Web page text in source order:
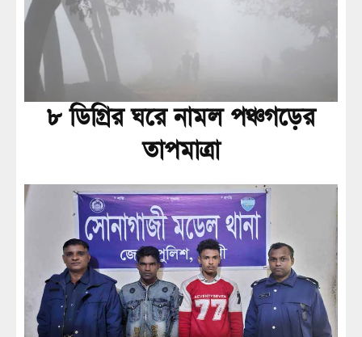
৮ ডিগ্রির ঘরে নামল পঞ্চগড়ের
তাপমাত্রা